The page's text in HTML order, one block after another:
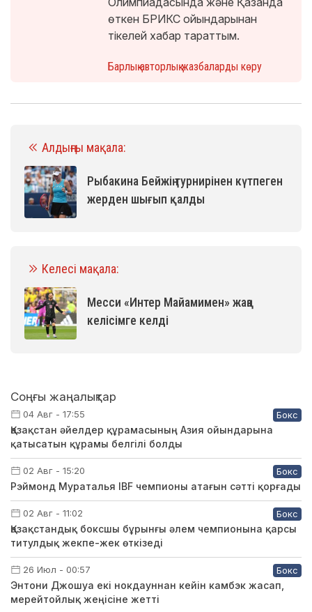
өткен БРИКС ойындарынан
тікелей хабар тараттым.
Барлық авторлық жазбаларды көру
Алдыңғы мақала:
Рыбакина Бейжің турнирінен күтпеген
жерден шығып қалды
Келесі мақала:
Месси «Интер Майамимен» жаңа
келісімге келді
Соңғы жаңалықтар
04 Авг - 17:55 Бокс
Қазақстан әйелдер құрамасының Азия ойындарына
қатысатын құрамы белгілі болды
02 Авг - 15:20 Бокс
Рэймонд Мураталья IBF чемпионы атағын сәтті қорғады
02 Авг - 11:02 Бокс
Қазақстандық боксшы бұрынғы әлем чемпионына қарсы
титулдық жекпе-жек өткізеді
26 Июл - 00:57 Бокс
Энтони Джошуа екі нокдауннан кейін камбэк жасап,
мерейтойлық жеңісіне жетті